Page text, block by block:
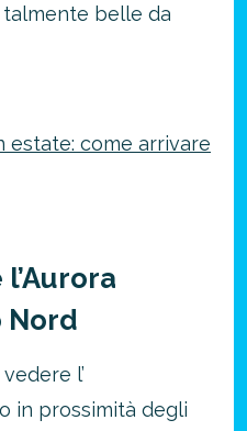
belle da
estate: come arrivare
Nord
l’
in prossimità degli